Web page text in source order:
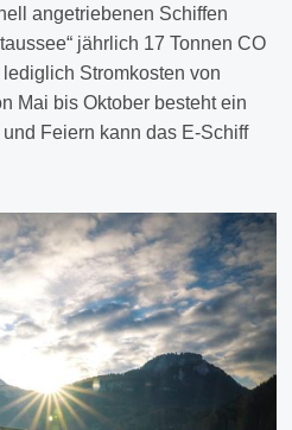
angetriebenen Schiffen
jährlich 17 Tonnen CO
Stromkosten von
Mai bis Oktober besteht ein
Feiern kann das E-Schiff